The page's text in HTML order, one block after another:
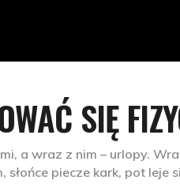
SIĘ
a wraz z nim – urlopy.
słońce piecze kark, pot